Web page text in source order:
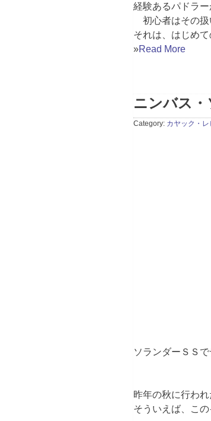
経験あるパドラー
初心者はその扱
それは、はじめて
»Read More
ニンバス
Category: カヤック・レ
ソランダーＳＳ
昨年の秋に行われ
そういえば、こ